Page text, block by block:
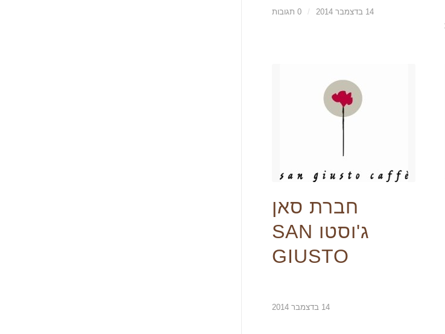
14 בדצמבר 2014 / 0 תגובות
חברת סאן
ג'וסטו SAN
GIUSTO
14 בדצמבר 2014